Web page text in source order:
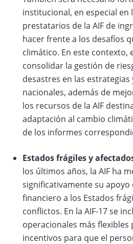
institucional, en especial en
prestatarios de la AIF de
hacer frente a los desafíos
climático. En este contexto,
consolidar la gestión de
desastres en las
nacionales, además de
los recursos de la AIF
adaptación al cambio
de los informes
Estados frágiles y
los últimos años, la AIF ha
significativamente su apoyo
financiero a los Estados
conflictos. En la AIF-17 se
operacionales más flexibles
incentivos para que el